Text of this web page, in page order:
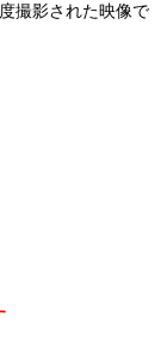
撮影された映像で